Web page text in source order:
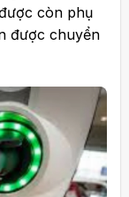
còn phụ
được chuyển